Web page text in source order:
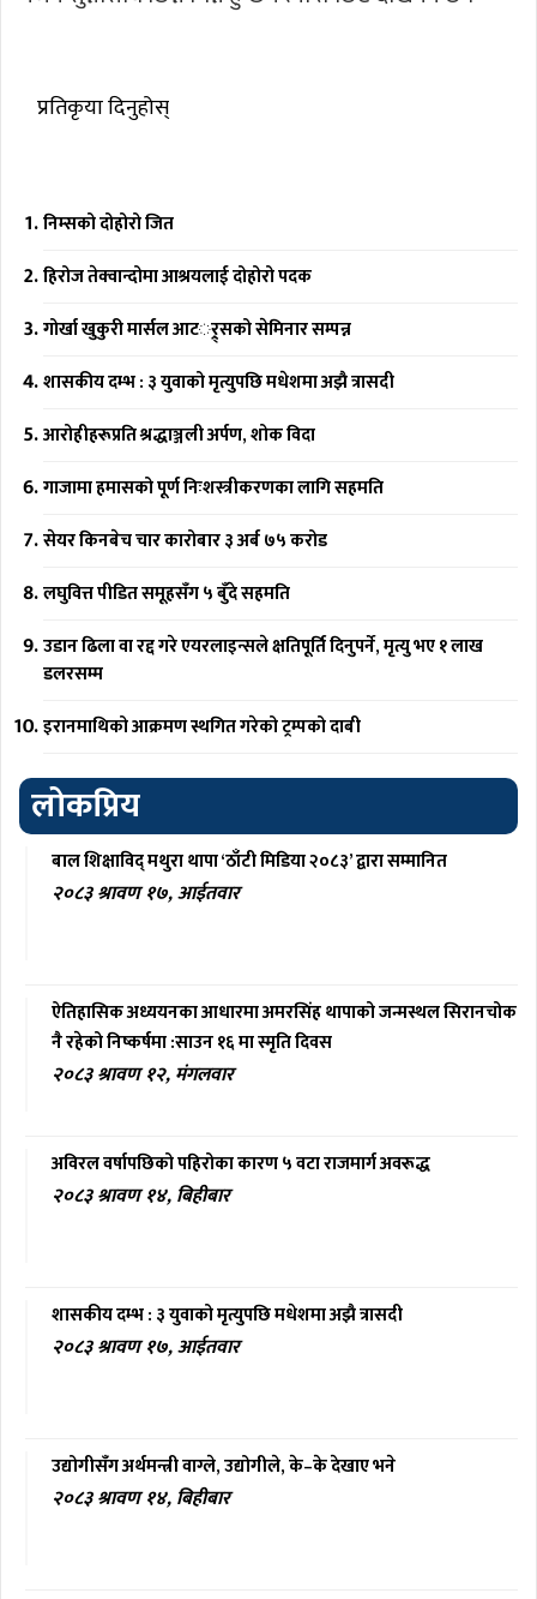
प्रतिकृया दिनुहोस्
निम्सको दोहोरो जित
हिरोज तेक्वान्दोमा आश्रयलाई दोहोरो पदक
गोर्खा खुकुरी मार्सल आटर््र्सको सेमिनार सम्पन्न
शासकीय दम्भ : ३ युवाको मृत्युपछि मधेशमा अझै त्रासदी
आरोहीहरूप्रति श्रद्धाञ्जली अर्पण, शोक विदा
गाजामा हमासको पूर्ण निःशस्त्रीकरणका लागि सहमति
सेयर किनबेच चार कारोबार ३ अर्ब ७५ करोड
लघुवित्त पीडित समूहसँग ५ बुँदे सहमति
उडान ढिला वा रद्द गरे एयरलाइन्सले क्षतिपूर्ति दिनुपर्ने, मृत्यु भए १ लाख
डलरसम्म
इरानमाथिको आक्रमण स्थगित गरेको ट्रम्पको दाबी
लोकप्रिय
बाल शिक्षाविद् मथुरा थापा ‘ठाँटी मिडिया २०८३’ द्वारा सम्मानित
२०८३ श्रावण १७, आईतवार
ऐतिहासिक अध्ययनका आधारमा अमरसिंह थापाको जन्मस्थल सिरानचोक
नै रहेको निष्कर्षमा :साउन १६ मा स्मृति दिवस
२०८३ श्रावण १२, मंगलवार
अविरल वर्षापछिको पहिरोका कारण ५ वटा राजमार्ग अवरूद्ध
२०८३ श्रावण १४, बिहीबार
शासकीय दम्भ : ३ युवाको मृत्युपछि मधेशमा अझै त्रासदी
२०८३ श्रावण १७, आईतवार
उद्योगीसँग अर्थमन्त्री वाग्ले, उद्योगीले, के–के देखाए भने
२०८३ श्रावण १४, बिहीबार